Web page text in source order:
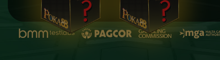
xg***** 55,000.00 Berhasil